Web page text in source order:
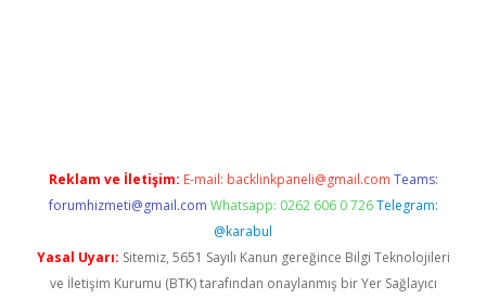
Reklam ve İletişim: E-mail: backlinkpaneli@gmail.com Teams:
forumhizmeti@gmail.com Whatsapp: 0262 606 0 726 Telegram:
@karabul
Yasal Uyarı: Sitemiz, 5651 Sayılı Kanun gereğince Bilgi Teknolojileri
ve İletişim Kurumu (BTK) tarafından onaylanmış bir Yer Sağlayıcı